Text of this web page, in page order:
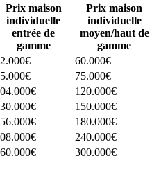
Prix maison
individuelle
entrée de
gamme
Prix maison
individuelle
moyen/haut de
gamme
60.000€
75.000€
120.000€
150.000€
180.000€
240.000€
300.000€